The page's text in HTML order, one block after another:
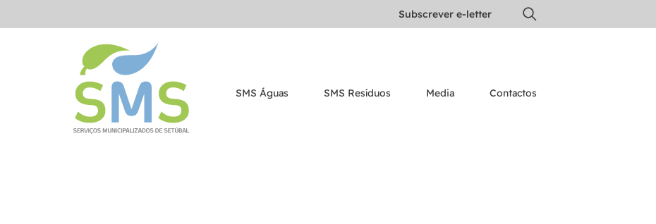
Subscrever e-letter
Contactos
Media
SMS Resíduos
SMS Águas